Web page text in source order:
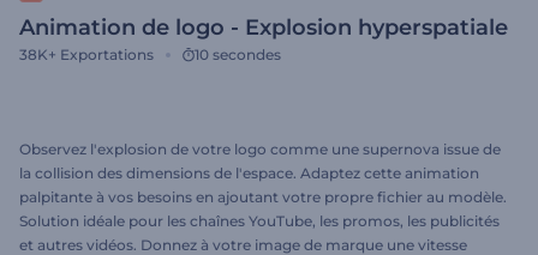
Animation de logo - Explosion hyperspatiale
38K+ Exportations 10 secondes
Observez l'explosion de votre logo comme une supernova issue de
la collision des dimensions de l'espace. Adaptez cette animation
palpitante à vos besoins en ajoutant votre propre fichier au modèle.
Solution idéale pour les chaînes YouTube, les promos, les publicités
et autres vidéos. Donnez à votre image de marque une vitesse